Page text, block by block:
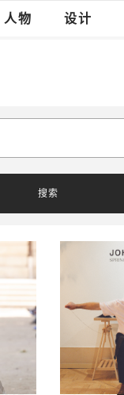
人物 设计
搜索